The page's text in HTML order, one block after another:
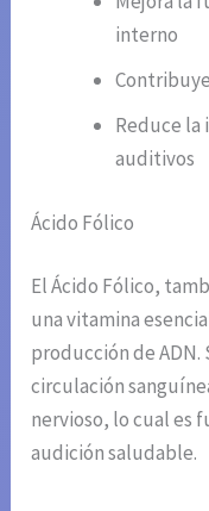
interno
Reduce la
auditivos
Ácido Fólico
El Ácido Fólico,
una vitamina
producción de ADN.
circulación
nervioso, lo cual es
audición saludable.